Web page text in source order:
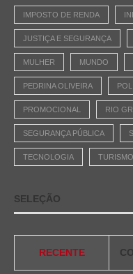
IMPOSTO DE RENDA
JUSTIÇA E SEGURANÇA
MULHER MUNDO
PEDRINA OLIVEIRA
PROMOCIONAL RIO
SEGURANÇA PÚBLICA
TECNOLOGIA TURISMO
SELEÇÃO
RECENTE